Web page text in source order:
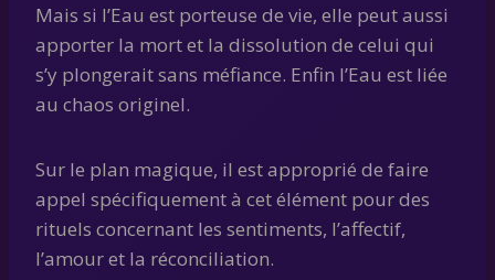
Mais si l’Eau est porteuse de vie, elle peut aussi
apporter la mort et la dissolution de celui qui
s’y plongerait sans méfiance. Enfin l’Eau est liée
au chaos originel.
Sur le plan magique, il est approprié de faire
appel spécifiquement à cet élément pour des
rituels concernant les sentiments, l’affectif,
l’amour et la réconciliation.